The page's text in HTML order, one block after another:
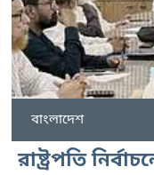
বাংলাদেশ
রাষ্ট্রপতি